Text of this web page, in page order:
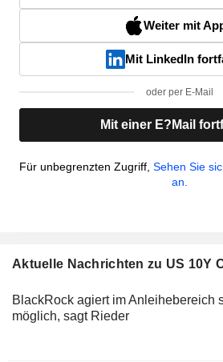
Weiter mit
Mit LinkedIn
oder per E-Mail
Mit einer E?Mail
Für unbegrenzten Zugriff, Sehen Sie
an.
Aktuelle Nachrichten zu US 10Y
BlackRock agiert im Anleihebereich
möglich, sagt Rieder